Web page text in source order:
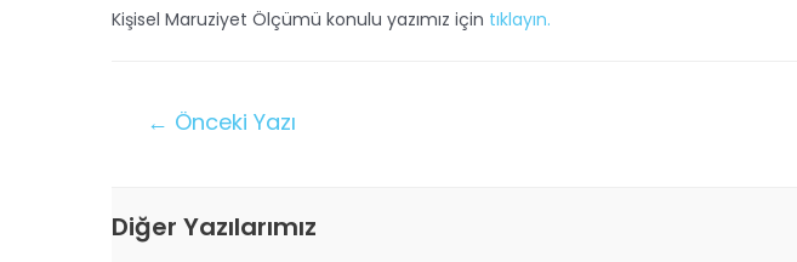
Kişisel Maruziyet Ölçümü konulu yazımız için tıklayın.
← Önceki Yazı
Diğer Yazılarımız